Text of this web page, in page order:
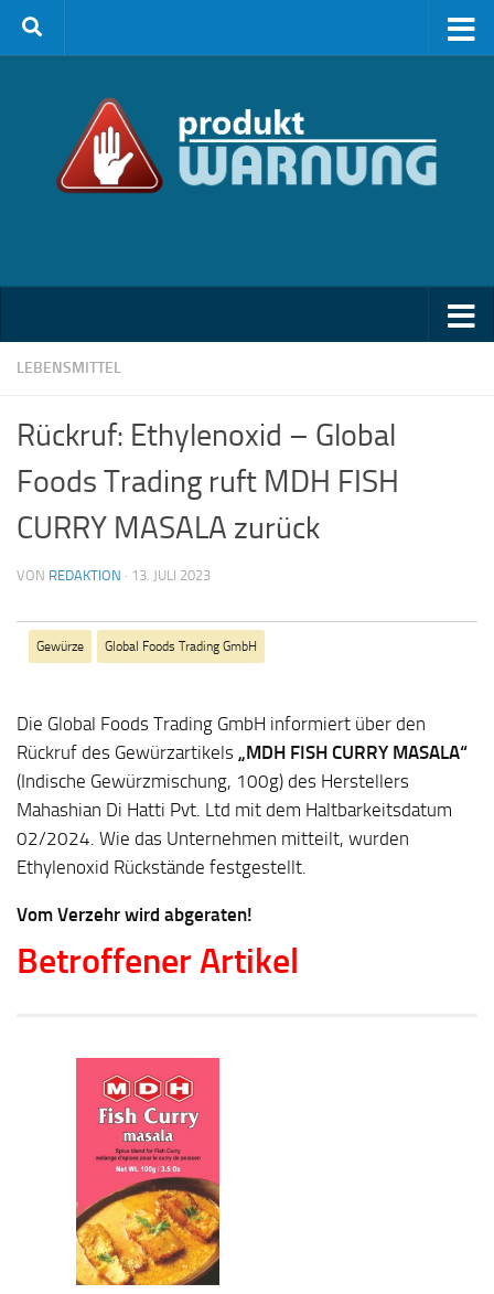
Zum Inhalt springen
LEBENSMITTEL
Rückruf: Ethylenoxid – Global
Foods Trading ruft MDH FISH
CURRY MASALA zurück
VON REDAKTION · 13. JULI 2023
Gewürze Global Foods Trading GmbH
Die Global Foods Trading GmbH informiert über den
Rückruf des Gewürzartikels „MDH FISH CURRY MASALA“
(Indische Gewürzmischung, 100g) des Herstellers
Mahashian Di Hatti Pvt. Ltd mit dem Haltbarkeitsdatum
02/2024. Wie das Unternehmen mitteilt, wurden
Ethylenoxid Rückstände festgestellt.
Vom Verzehr wird abgeraten!
Betroffener Artikel